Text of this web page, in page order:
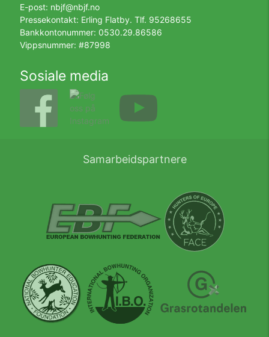
E-post: nbjf@nbjf.no
Pressekontakt: Erling Flatby. Tlf. 95268655
Bankkontonummer: 0530.29.86586
Vippsnummer: #87998
Sosiale media
Samarbeidspartnere